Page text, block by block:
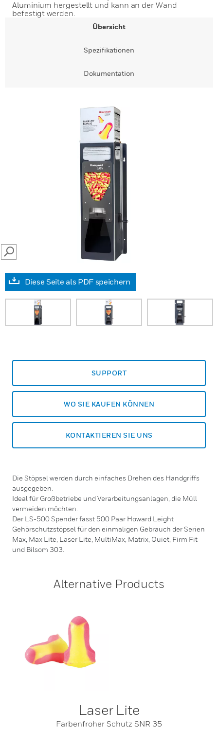
Aluminium hergestellt und kann an der Wand
befestigt werden.
Übersicht
Spezifikationen
Dokumentation
SEARCH
Diese Seite als PDF speichern
SUPPORT
WO SIE KAUFEN KÖNNEN
KONTAKTIEREN SIE UNS
Die Stöpsel werden durch einfaches Drehen des Handgriffs
ausgegeben.
Ideal für Großbetriebe und Verarbeitungsanlagen, die Müll
vermeiden möchten.
Der LS-500 Spender fasst 500 Paar Howard Leight
Gehörschutzstöpsel für den einmaligen Gebrauch der Serien
Max, Max Lite, Laser Lite, MultiMax, Matrix, Quiet, Firm Fit
und Bilsom 303.
Alternative Products
Laser Lite
Farbenfroher Schutz SNR 35